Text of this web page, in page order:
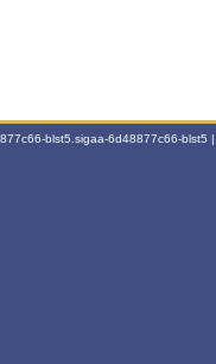
blst5.sigaa-6d48877c66-blst5 |